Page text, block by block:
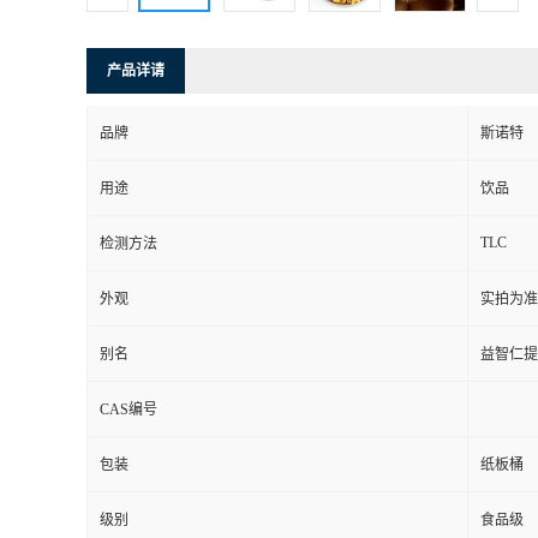
产品详请
品牌 斯诺特
用途 饮品
检测方法 TLC
外观 实拍为准
别名 益智仁
CAS编号
包装 纸板桶
级别 食品级